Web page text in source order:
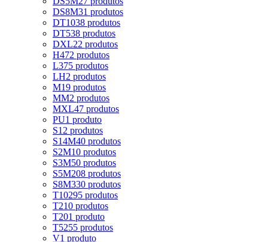
DS8M31 produtos
DT1038 produtos
DT538 produtos
DXL22 produtos
H472 produtos
L375 produtos
LH2 produtos
M19 produtos
MM2 produtos
MXL47 produtos
PU1 produto
S12 produtos
S14M40 produtos
S2M10 produtos
S3M50 produtos
S5M208 produtos
S8M330 produtos
T10295 produtos
T210 produtos
T201 produto
T5255 produtos
V1 produto